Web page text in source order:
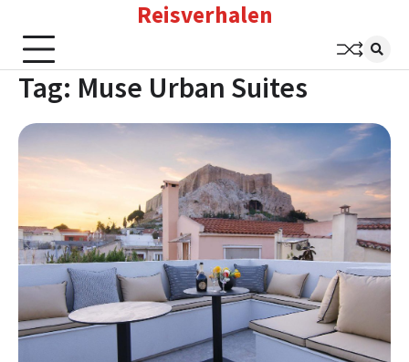
content
Reisverhalen
Tag: Muse Urban Suites